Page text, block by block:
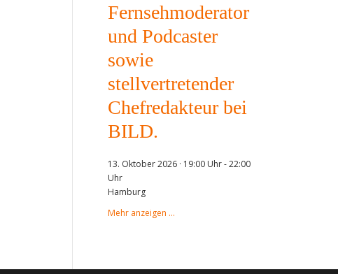
Fernsehmoderator
und Podcaster
sowie
stellvertretender
Chefredakteur bei
BILD.
13. Oktober 2026 · 19:00 Uhr-22:00
Uhr
Hamburg
Mehr anzeigen …